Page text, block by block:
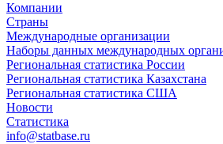
Компании
Страны
Международные организации
Наборы данных международных
Региональная статистика России
Региональная статистика Казахстана
Региональная статистика США
Новости
Статистика
info@statbase.ru